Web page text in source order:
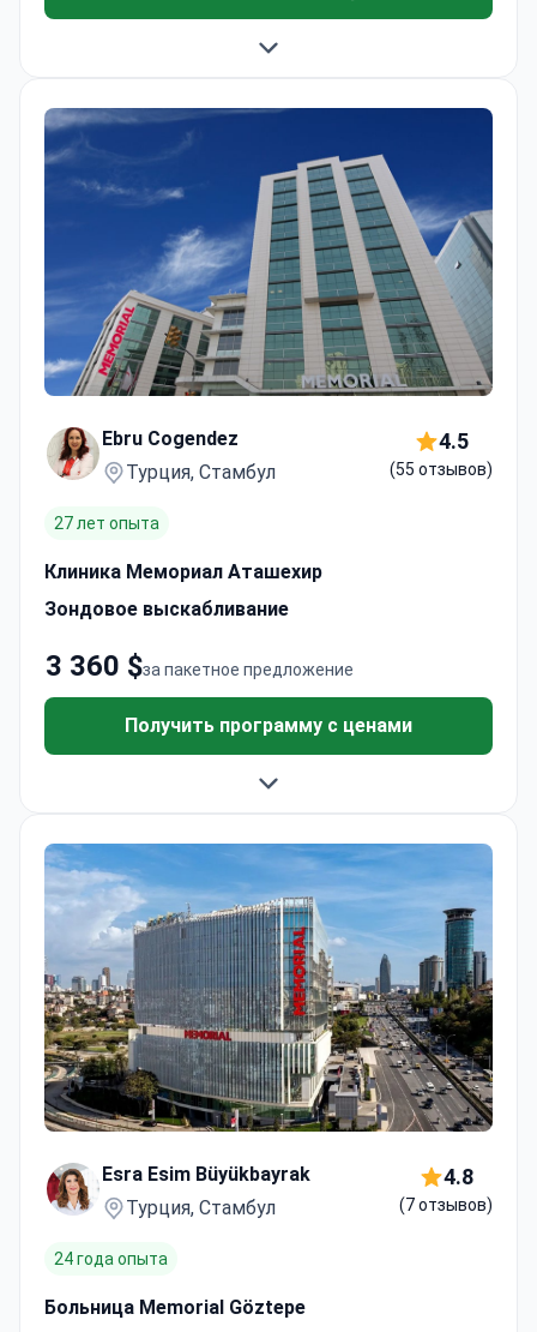
Ebru Cogendez
Турция, Стамбул
4.5
(55 отзывов)
27 лет опыта
Клиника Мемориал Аташехир
Зондовое выскабливание
за пакетное предложение
3 360 $
Получить программу с ценами
Esra Esim Büyükbayrak
Турция, Стамбул
4.8
(7 отзывов)
24 года опыта
Больница Memorial Göztepe